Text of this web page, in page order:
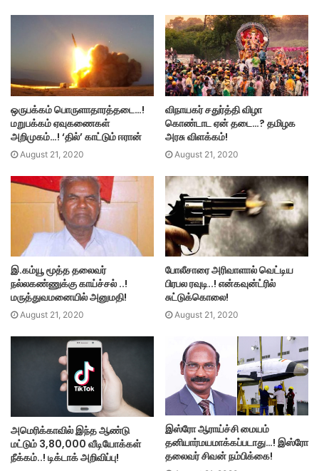
ஒருபக்கம் பொருளாதாரத்தடை…!
மறுபக்கம் ஏவுகணைகள்
அறிமுகம்…! ‘தில்’ காட்டும் ஈரான்
August 21, 2020
விநாயகர் சதுர்த்தி விழா
கொண்டாட ஏன் தடை…? தமிழக
அரசு விளக்கம்!
August 21, 2020
இ.கம்யூ மூத்த தலைவர்
நல்லகண்ணுக்கு காய்ச்சல் ..!
மருத்துவமனையில் அனுமதி!
August 21, 2020
போலீசாரை அரிவாளால் வெட்டிய
பிரபல ரவுடி..! என்கவுன்ட்ரில்
சுட்டுக்கொலை!
August 21, 2020
அமெரிக்காவில் இந்த ஆண்டு
மட்டும் 3,80,000 வீடியோக்கள்
நீக்கம்..! டிக்டாக் அறிவிப்பு!
இஸ்ரோ ஆராய்ச்சி மையம்
தனியார்மயமாக்கப்படாது…! இஸ்ரோ
தலைவர் சிவன் நம்பிக்கை!